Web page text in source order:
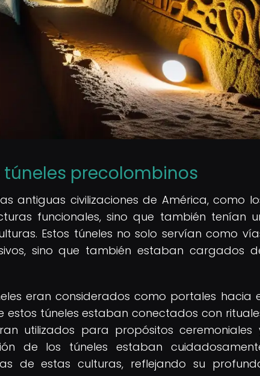
precolombinos
antiguas civilizaciones de América, como
funcionales, sino que también tenían
Estos túneles no solo servían como
sino que también estaban cargados
eran considerados como portales hacia
estos túneles estaban conectados con
utilizados para propósitos ceremoniales
de los túneles estaban
de estas culturas, reflejando su